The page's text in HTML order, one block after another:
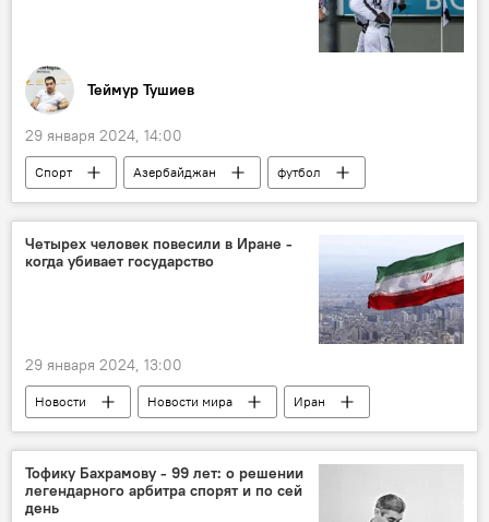
Теймур Тушиев
29 января 2024, 14:00
Спорт Азербайджан
футбол
премьер-лига
ФК "Карабах"
ФК "Нефтчи"
ФК "Сабах"
Четырех человек повесили в Иране -
когда убивает государство
29 января 2024, 13:00
Новости Новости мира
Иран
Израиль
Шпионы
Разведка
Смертная казнь
Тофику Бахрамову - 99 лет: о решении
легендарного арбитра спорят и по сей
день